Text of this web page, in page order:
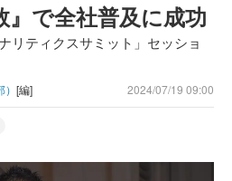
』で全社普及に成功
リティクスサミット」セッショ
[編] 2024/07/19 09:00